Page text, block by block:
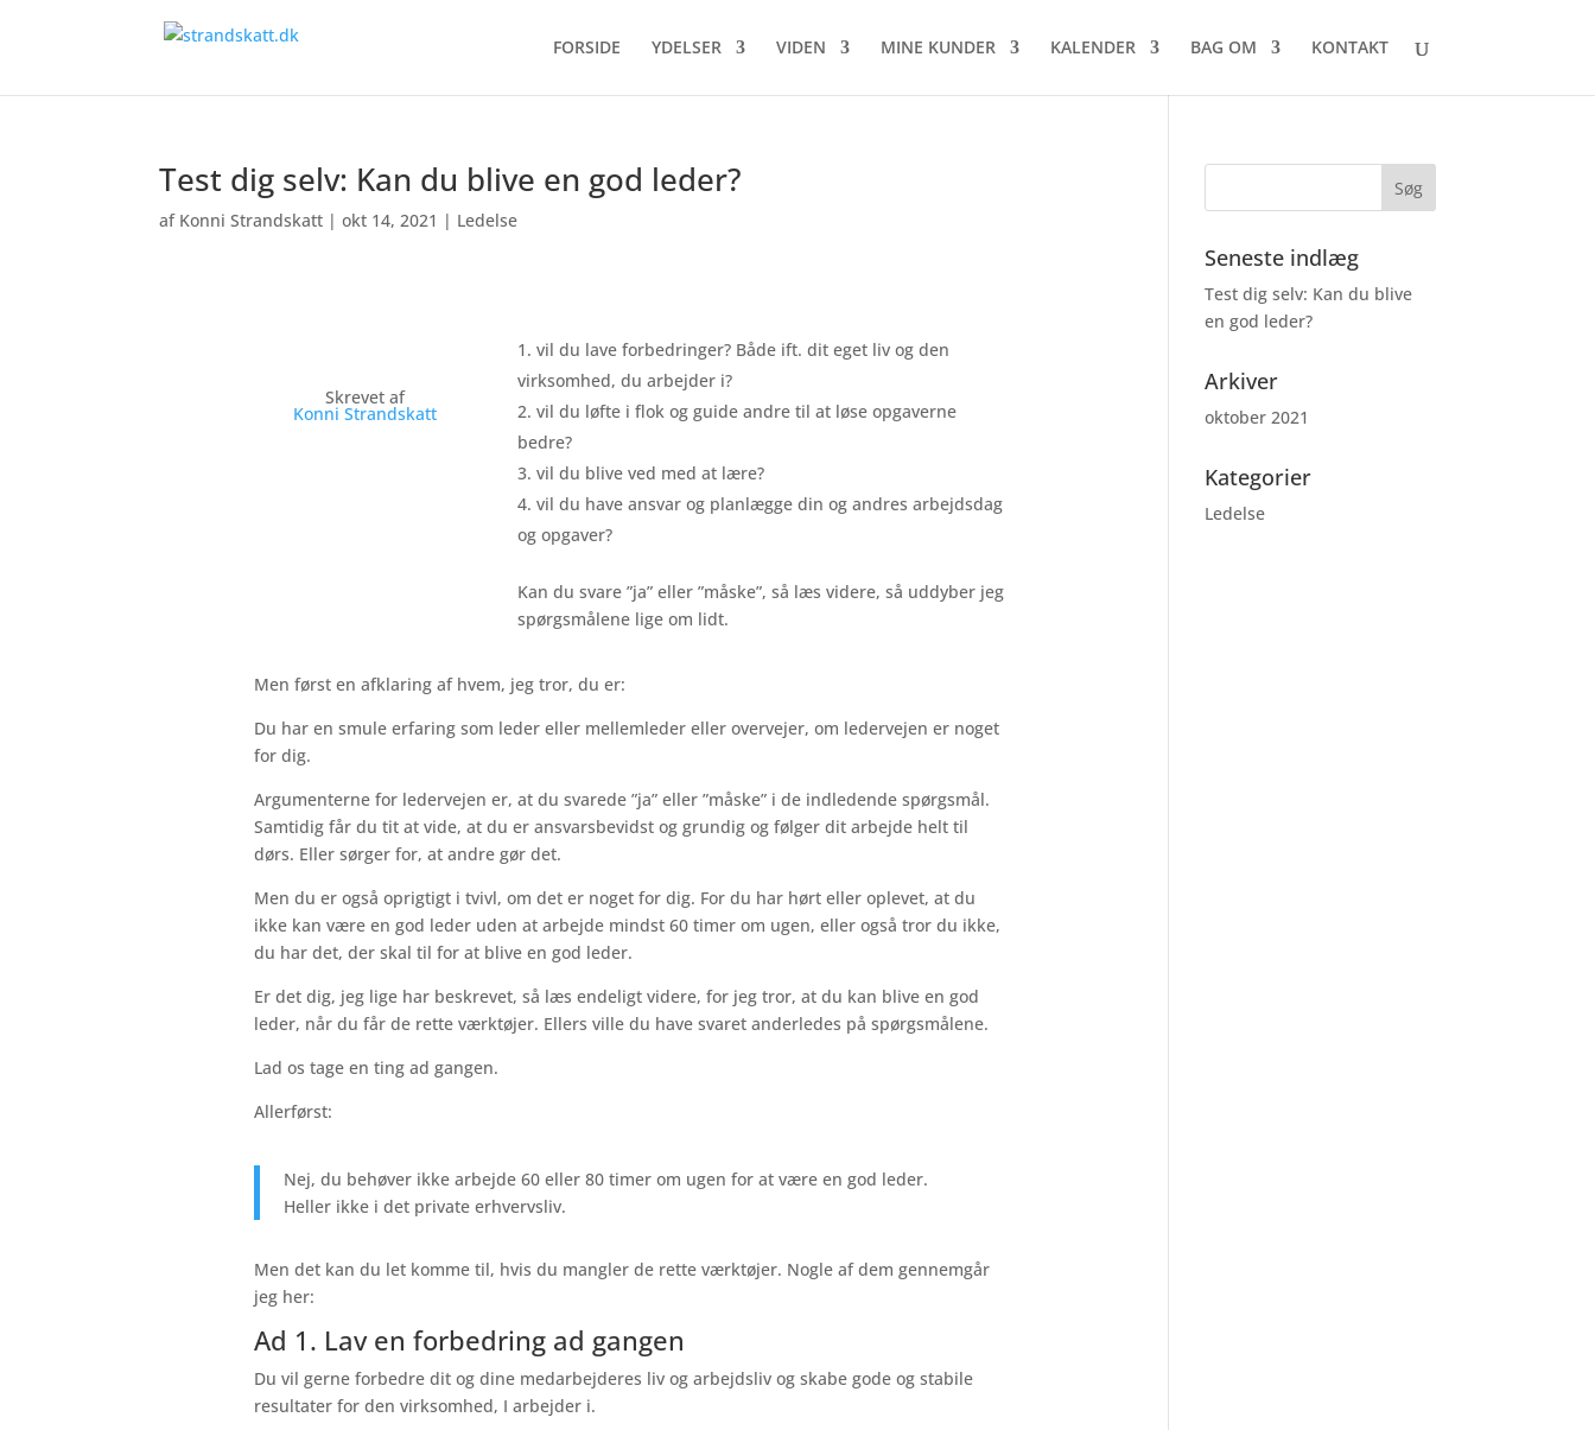
FORSIDE YDELSER VIDEN MINE KUNDER KALENDER BAG OM KONTAKT
Test dig selv: Kan du blive en god leder?
af Konni Strandskatt |okt 14, 2021 | Ledelse
Skrevet af
Konni Strandskatt
vil du lave forbedringer? Både ift. dit eget liv og den
virksomhed, du arbejder i?
vil du løfte i flok og guide andre til at løse opgaverne
bedre?
vil du blive ved med at lære?
vil du have ansvar og planlægge din og andres arbejdsdag
og opgaver?
Kan du svare ”ja” eller ”måske”, så læs videre, så uddyber jeg
spørgsmålene lige om lidt.
Men først en afklaring af hvem, jeg tror, du er:
Du har en smule erfaring som leder eller mellemleder eller overvejer, om ledervejen er noget
for dig.
Argumenterne for ledervejen er, at du svarede ”ja” eller ”måske” i de indledende spørgsmål.
Samtidig får du tit at vide, at du er ansvarsbevidst og grundig og følger dit arbejde helt til
dørs. Eller sørger for, at andre gør det.
Men du er også oprigtigt i tvivl, om det er noget for dig. For du har hørt eller oplevet, at du
ikke kan være en god leder uden at arbejde mindst 60 timer om ugen, eller også tror du ikke,
du har det, der skal til for at blive en god leder.
Er det dig, jeg lige har beskrevet, så læs endeligt videre, for jeg tror, at du kan blive en god
leder, når du får de rette værktøjer. Ellers ville du have svaret anderledes på spørgsmålene.
Lad os tage en ting ad gangen.
Allerførst:
Nej, du behøver ikke arbejde 60 eller 80 timer om ugen for at være en god leder.
Heller ikke i det private erhvervsliv.
Men det kan du let komme til, hvis du mangler de rette værktøjer. Nogle af dem gennemgår
jeg her:
Ad 1. Lav en forbedring ad gangen
Du vil gerne forbedre dit og dine medarbejderes liv og arbejdsliv og skabe gode og stabile
resultater for den virksomhed, I arbejder i.
Seneste indlæg
Test dig selv: Kan du blive
en god leder?
Arkiver
oktober 2021
Kategorier
Ledelse